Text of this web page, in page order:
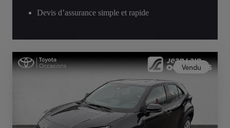
Devis d’assurance simple et rapide
Vendu